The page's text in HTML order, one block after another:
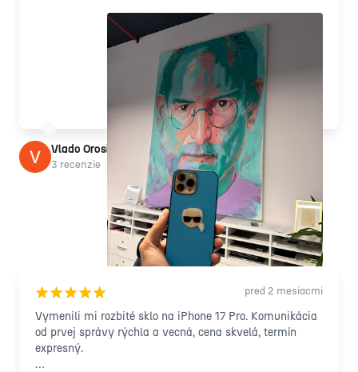
Vlado Orosi
3 recenzie
¡¡¡¡¡ pred 2 mesiacmi
Vymenili mi rozbité sklo na iPhone 17 Pro. Komunikácia
od prvej správy rýchla a vecná, cena skvelá, termín
expresný.